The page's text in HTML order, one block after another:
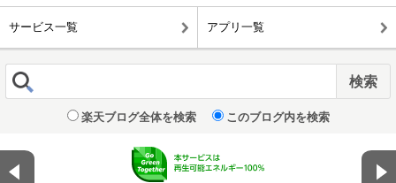
サービス一覧 アプリ一覧
楽天ブログ全体を検索 このブログ内を検索